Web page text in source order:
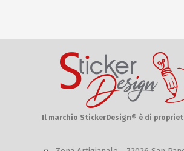
Il marchio StickerDesign® è di